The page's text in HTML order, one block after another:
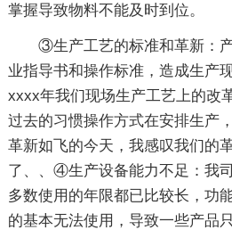
掌握导致物料不能及时到位。
③生产工艺的标准和革新：
业指导书和操作标准，造成生产
xxxx年我们现场生产工艺上的改
过去的习惯操作方式在安排生产
革新如飞的今天，我感叹我们的
了、、④生产设备能力不足：我
多数使用的年限都已比较长，功
的基本无法使用，导致一些产品